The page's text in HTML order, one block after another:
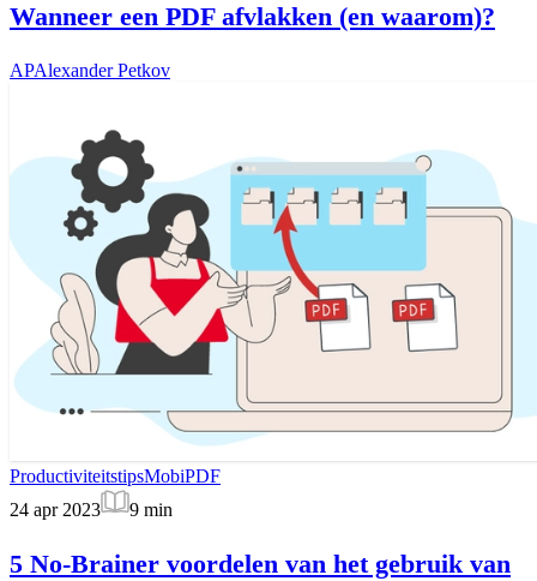
Wanneer een PDF afvlakken (en waarom)?
APAlexander Petkov
ProductiviteitstipsMobiPDF
24 apr 2023
9 min
5 No-Brainer voordelen van het gebruik van